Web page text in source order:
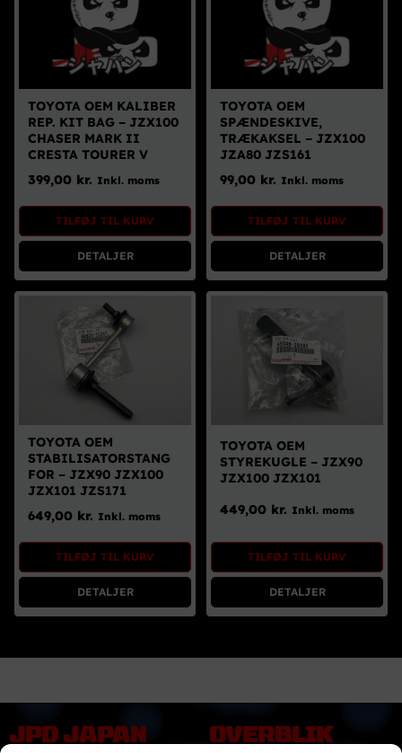
TOYOTA OEM KALIBER
REP. KIT BAG – JZX100
CHASER MARK II
CRESTA TOURER V
399,00 kr. Inkl. moms
TILFØJ TIL KURV
DETALJER
TOYOTA OEM
SPÆNDESKIVE,
TRÆKAKSEL – JZX100
JZA80 JZS161
99,00 kr. Inkl. moms
TILFØJ TIL KURV
DETALJER
TOYOTA OEM
STABILISATORSTANG
FOR – JZX90 JZX100
JZX101 JZS171
649,00 kr. Inkl. moms
TILFØJ TIL KURV
DETALJER
TOYOTA OEM
STYREKUGLE – JZX90
JZX100 JZX101
449,00 kr. Inkl. moms
TILFØJ TIL KURV
DETALJER
JPD JAPAN
OVERBLIK